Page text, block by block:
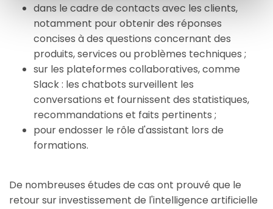
dans le cadre de contacts avec les clients,
notamment pour obtenir des réponses
concises à des questions concernant des
produits, services ou problèmes techniques ;
sur les plateformes collaboratives, comme
Slack : les chatbots surveillent les
conversations et fournissent des statistiques,
recommandations et faits pertinents ;
pour endosser le rôle d'assistant lors de
formations.
De nombreuses études de cas ont prouvé que le
retour sur investissement de l'intelligence artificielle